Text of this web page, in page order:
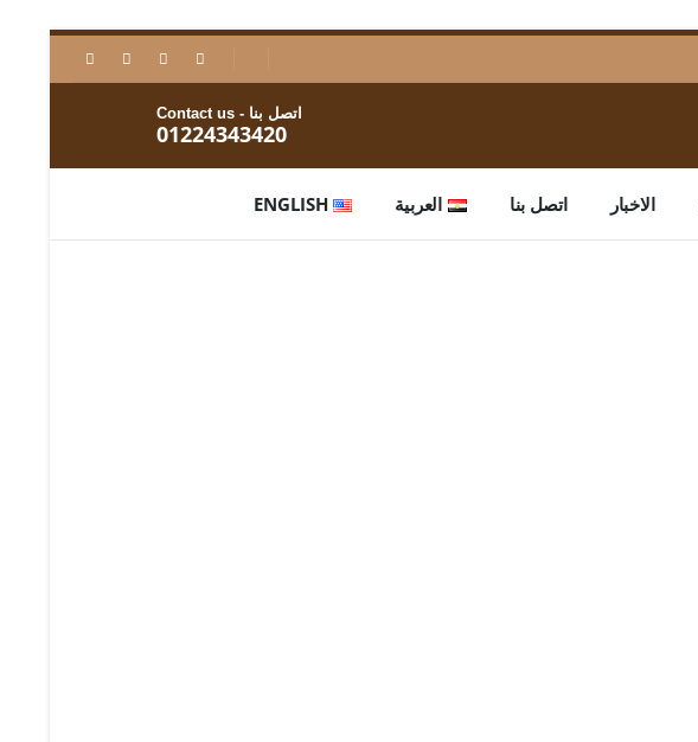
اتصل بنا - Contact us
01224343420
الاخبار اتصل بنا العربية ENGLISH